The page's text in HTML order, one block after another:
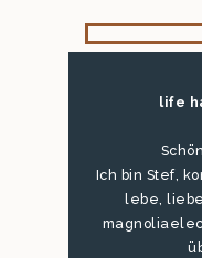
life
Ich bin Stef,
lebe,